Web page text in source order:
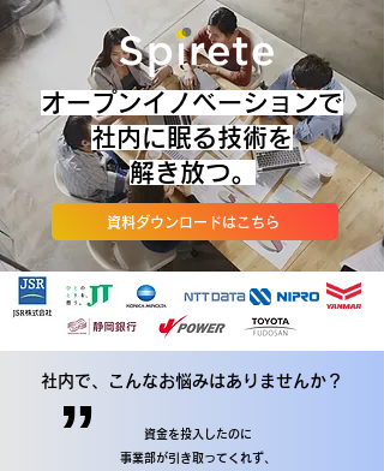
​​オープンイノベーションで
社内に眠る技術を
解き放つ。
資料ダウンロードはこちら
社内で、こんなお悩みはありませんか？
資金を投入したのに
事業部が引き取ってくれず、
”